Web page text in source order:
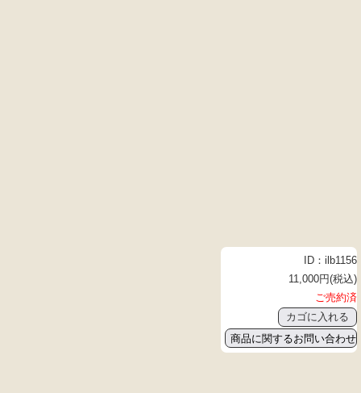
ID：ilb1156
11,000円(税込)
ご売約済
商品に関するお問い合わせ